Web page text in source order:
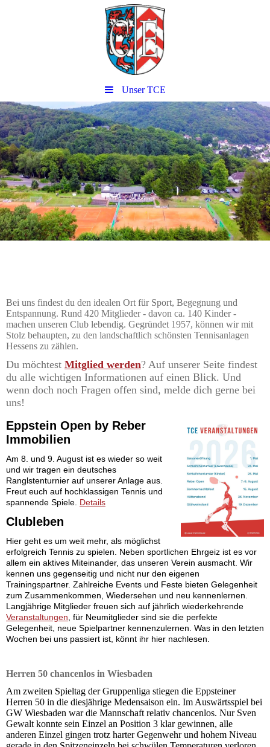
Unser TCE
Bei uns findest du den idealen Ort für Sport, Begegnung und
Entspannung. Rund 420 Mitglieder - davon ca. 140 Kinder -
machen unseren Club lebendig. Gegründet 1957, können wir mit
Stolz behaupten, zu den landschaftlich schönsten Tennisanlagen
Hessens zu zählen.
Du möchtest Mitglied werden? Auf unserer Seite findest
du alle wichtigen Informationen auf einen Blick. Und
wenn doch noch Fragen offen sind, melde dich gerne bei
uns!
Eppstein Open by Reber
Immobilien
Am 8. und 9. August ist es wieder so weit
und wir tragen ein deutsches
Ranglstenturnier auf unserer Anlage aus.
Freut euch auf hochklassigen Tennis und
spannende Spiele. Details
Clubleben
Hier geht es um weit mehr, als möglichst
erfolgreich Tennis zu spielen. Neben sportlichen Ehrgeiz ist es vor
allem ein aktives Miteinander, das unseren Verein ausmacht. Wir
kennen uns gegenseitig und nicht nur den eigenen
Trainingspartner. Zahlreiche Events und Feste bieten Gelegenheit
zum Zusammenkommen, Wiedersehen und neu kennenlernen.
Langjährige Mitglieder freuen sich auf jährlich wiederkehrende
Veranstaltungen , für Neumitglieder sind sie die perfekte
Gelegenheit, neue Spielpartner kennenzulernen. Was in den letzten
Wochen bei uns passiert ist, könnt ihr hier nachlesen.
Herren 50 chancenlos in Wiesbaden
Am zweiten Spieltag der Gruppenliga stiegen die Eppsteiner
Herren 50 in die diesjährige Medensaison ein. Im Auswärtsspiel bei
GW Wiesbaden war die Mannschaft relativ chancenlos. Nur Sven
Gewalt konnte sein Einzel an Position 3 klar gewinnen, alle
anderen Einzel gingen trotz harter Gegenwehr und hohem Niveau